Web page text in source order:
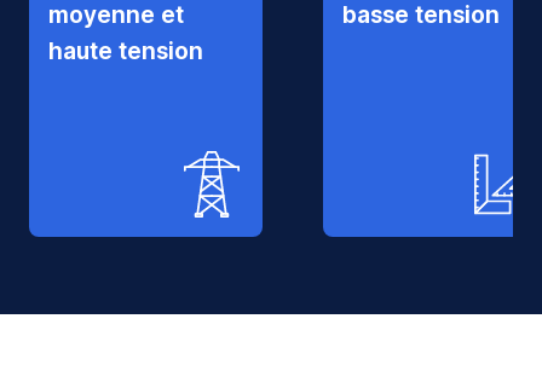
moyenne et
haute tension
basse tension